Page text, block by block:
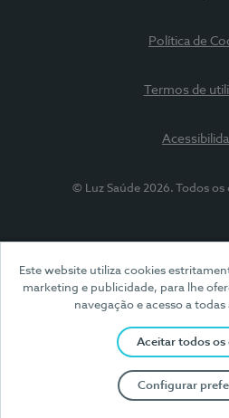
Este website utiliza cookies
marketing e publicidade, para lhe
navegação e acesso a
Aceitar todos os
Configurar
Política de
Termos de
© Luz Saúde 2026. Todos